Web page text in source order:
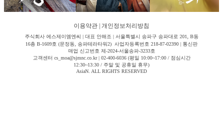
이용약관 개인정보처리방침
주식회사 에스제이엠엔씨 | 대표 안해조 | 서울특별시 송파구 송파대로 201, B동
16층 B-1609호 (문정동, 송파테라타워2) 사업자등록번호 218-87-02390 | 통신판
매업 신고번호 제-2024-서울송파-3233호
고객센터 cs_moa@sjmnc.co.kr | 02-400-6036 (평일 10:00~17:00 / 점심시간
12:30~13:30 / 주말 및 공휴일 휴무)
AsiaN. ALL RIGHTS RESERVED